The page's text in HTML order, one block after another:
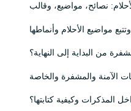
نصائح، مواضيع، وقالب
من البداية إلى النهاية؟
المذكرات وكيفية كتابتها؟